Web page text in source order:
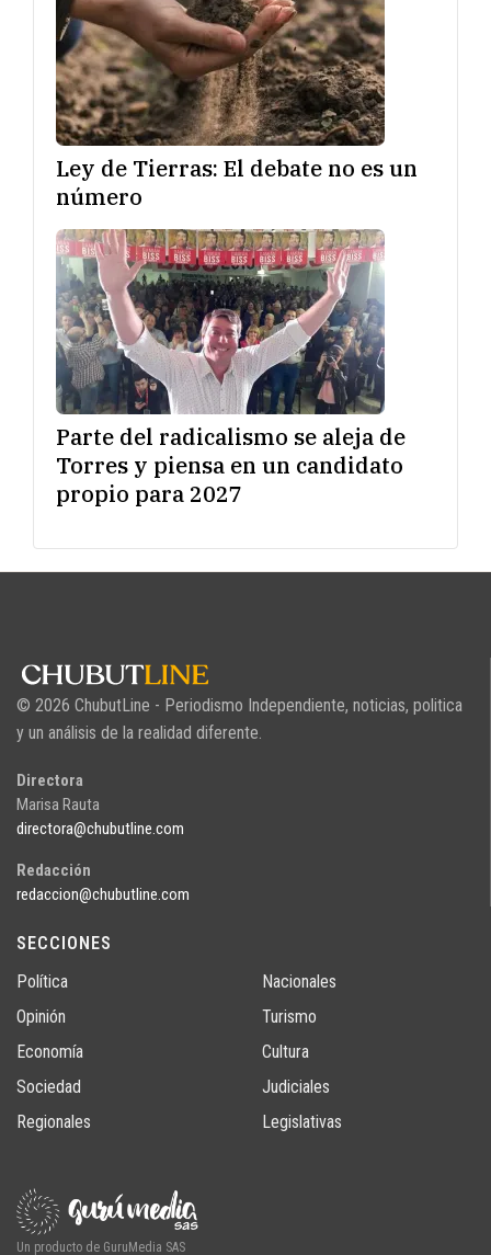
Ley de Tierras: El debate no es un
número
Parte del radicalismo se aleja de
Torres y piensa en un candidato
propio para 2027
© 2026 ChubutLine - Periodismo Independiente, noticias, politica
y un análisis de la realidad diferente.
Directora
Marisa Rauta
directora@chubutline.com
Redacción
redaccion@chubutline.com
SECCIONES
Política
Opinión
Economía
Sociedad
Regionales
Nacionales
Turismo
Cultura
Judiciales
Legislativas
Un producto de GuruMedia SAS